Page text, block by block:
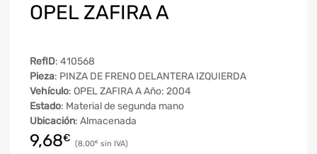
OPEL ZAFIRA A
RefID: 410568
Pieza: PINZA DE FRENO DELANTERA IZQUIERDA
Vehículo: OPEL ZAFIRA A Año: 2004
Estado: Material de segunda mano
Ubicación: Almacenada
9,68€ 8,00€